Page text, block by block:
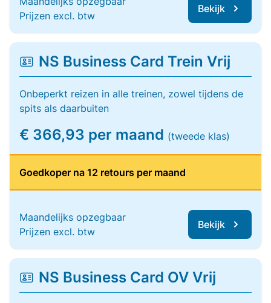
Prijzen excl. btw
Bekijk
NS Business Card Trein Vrij
Onbeperkt reizen in alle treinen, zowel tijdens de
spits als daarbuiten
€ 366,93 per maand (tweede klas)
Goedkoper na 12 retours per maand
Maandelijks opzegbaar
Prijzen excl. btw
Bekijk
NS Business Card OV Vrij